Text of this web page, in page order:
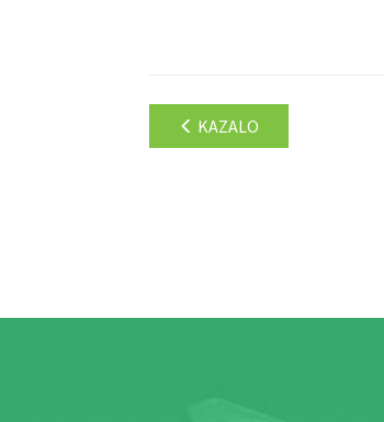
KAZALO